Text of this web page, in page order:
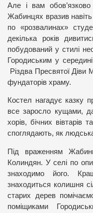
Але і вам
Жабинцях вразив
по «розвалинах»
декілька років
побудований у стилі
Городиським у
Різдва Пресвятої Діви
фундаторів храму.
Костел нагадує казку
все заросло кущами,
хорів, бічних вівтарів
споглядають, як
Під враженням
Колиндян. У селі по
знаходимо його.
знаходиться колишня
старих дерев
поміщиками